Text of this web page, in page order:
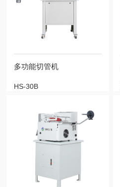
多功能切管机
HS-30B